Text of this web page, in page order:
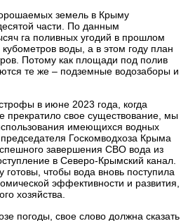
земель в Крыму
части. По данным
га поливных угодий в прошлом
воды, а в этом году план
Потому как площади под полив
те же – подземные водозаборы и
в июне 2023 года, когда
прекратило свое существование, мы
имеющихся водных
Госкомводхоза Крыма
завершения СВО вода из
в Северо-Крымский канал.
чтобы вода вновь поступила
эффективности и развития,
хозяйства.
погоды, свое слово должна сказать